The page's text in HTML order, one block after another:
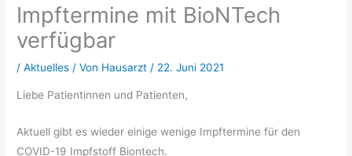
Impftermine mit BioNTech
verfügbar
/Aktuelles / Von Hausarzt / 22. Juni 2021
Liebe Patientinnen und Patienten,
Aktuell gibt es wieder einige wenige Impftermine für den
COVID-19 Impfstoff Biontech.